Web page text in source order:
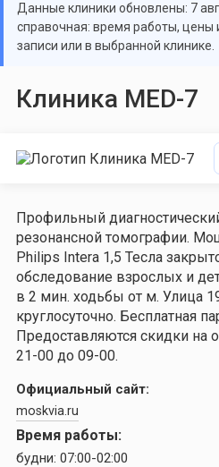
Данные клиники обновлены: 7
справочная: время работы, цены
записи или в выбранной клинике.
Клиника MED-7
Профильный
резонансной томографии.
Philips Intera 1,5 Тесла
обследование взрослых и
в 2 мин. ходьбы от м. Улица
круглосуточно. Бесплатная
Предоставляются скидки на
21-00 до 09-00.
Официальный сайт:
moskvia.ru
Время работы:
будни: 07:00-02:00